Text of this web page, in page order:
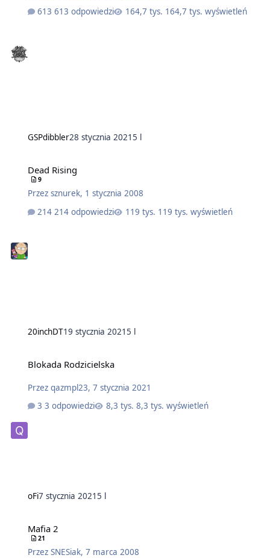
613 odpowiedzi
164,7 tys. wyświetleń
GSPdibbler28 stycznia 20215 l
Dead Rising
9
Przez sznurek, 1 stycznia 2008
214 odpowiedzi
119 tys. wyświetleń
20inchDT19 stycznia 20215 l
Blokada Rodzicielska
Przez qazmpl23, 7 stycznia 2021
3 odpowiedzi
8,3 tys. wyświetleń
oFi7 stycznia 20215 l
Mafia 2
21
Przez SNESiak, 7 marca 2008